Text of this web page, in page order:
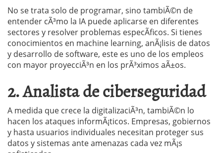
No se trata solo de programar, sino tambiÃ©n de
entender cÃ³mo la IA puede aplicarse en diferentes
sectores y resolver problemas especÃ­ficos. Si tienes
conocimientos en machine learning, anÃ¡lisis de datos
y desarrollo de software, este es uno de los empleos
con mayor proyecciÃ³n en los prÃ³ximos aÃ±os.
2. Analista de ciberseguridad
A medida que crece la digitalizaciÃ³n, tambiÃ©n lo
hacen los ataques informÃ¡ticos. Empresas, gobiernos
y hasta usuarios individuales necesitan proteger sus
datos y sistemas ante amenazas cada vez mÃ¡s